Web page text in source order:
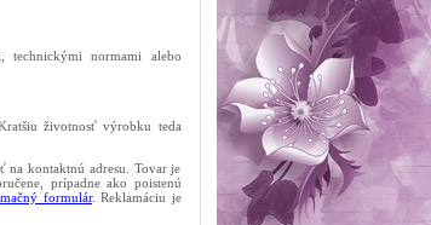
technickými normami alebo
životnosť výrobku teda
na kontaktnú adresu. Tovar je
prípadne ako poistenú
formulár. Reklamáciu je